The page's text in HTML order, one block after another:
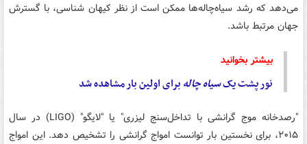
می‌دهد که رشد سیاه‌چاله‌ها ممکن است از نظر کیهان شناسی، با گسترش
جهان مرتبط باشد.
بیشتر بخوانید
نور پشت یکسیاهچالهبرای اولین بار مشاهده شد
"رصدخانه موج گرانشی با تداخل‌سنج لیزری" یا "لایگو" (LIGO) در سال
۲۰۱۵، برای نخستین بار توانست امواج گرانشی را تشخیص دهد. این‌ امواج